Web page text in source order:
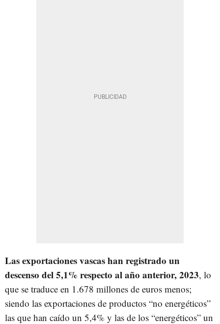
Las exportaciones vascas han registrado un
descenso del 5,1% respecto al año anterior, 2023, lo
que se traduce en 1.678 millones de euros menos;
siendo las exportaciones de productos “no energéticos”
las que han caído un 5,4% y las de los “energéticos” un